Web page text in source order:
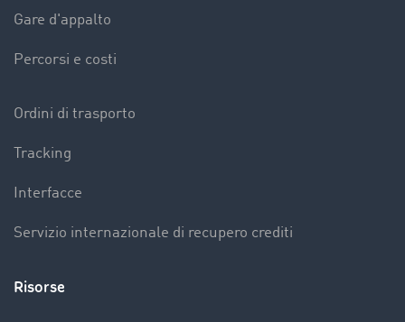
Gare d'appalto
Percorsi e costi
Ordini di trasporto
Tracking
Interfacce
Servizio internazionale di recupero crediti
Risorse